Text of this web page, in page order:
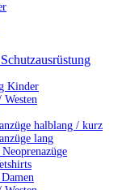
Kinder
halblang / kurz
lang